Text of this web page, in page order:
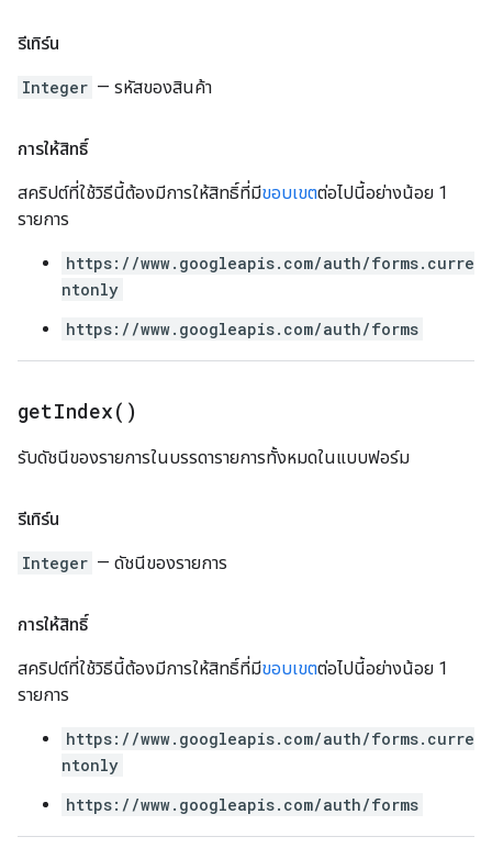
รีเทิร์น
Integer — รหัสของสินค้า
การให้สิทธิ์
สคริปต์ที่ใช้วิธีนี้ต้องมีการให้สิทธิ์ที่มีขอบเขตต่อไปนี้อย่างน้อย 1
รายการ
https://www.googleapis.com/auth/forms.curre
ntonly
https://www.googleapis.com/auth/forms
getIndex( )
รับดัชนีของรายการในบรรดารายการทั้งหมดในแบบฟอร์ม
รีเทิร์น
Integer — ดัชนีของรายการ
การให้สิทธิ์
สคริปต์ที่ใช้วิธีนี้ต้องมีการให้สิทธิ์ที่มีขอบเขตต่อไปนี้อย่างน้อย 1
รายการ
https://www.googleapis.com/auth/forms.curre
ntonly
https://www.googleapis.com/auth/forms